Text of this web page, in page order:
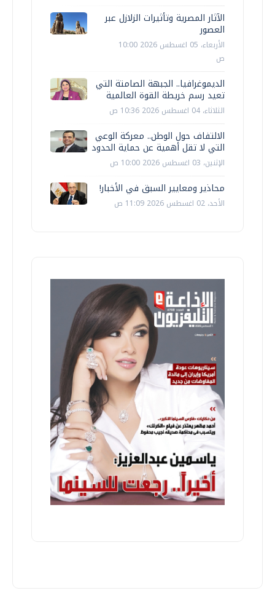
الآثار المصرية وتأثيرات الزلازل عبر
العصور
الأربعاء، 05 اغسطس 2026 10:00
ص
الديموغرافيا.. الجبهة الصامتة التي
تعيد رسم خريطة القوة العالمية
الثلاثاء، 04 اغسطس 2026 10:36 ص
الالتفاف حول الوطن.. معركة الوعي
التي لا تقل أهمية عن حماية الحدود
الإثنين، 03 اغسطس 2026 10:00 ص
محاذير ومعايير السبق في الأخبار!
الأحد، 02 اغسطس 2026 11:09 ص